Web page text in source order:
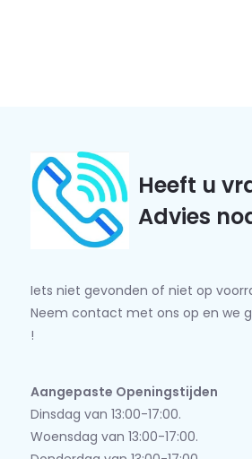
Heeft u
Advies
Iets niet gevonden of niet op
Neem contact met ons op en we
!
Aangepaste Openingstijden
Dinsdag van 13:00-17:00.
Woensdag van 13:00-17:00.